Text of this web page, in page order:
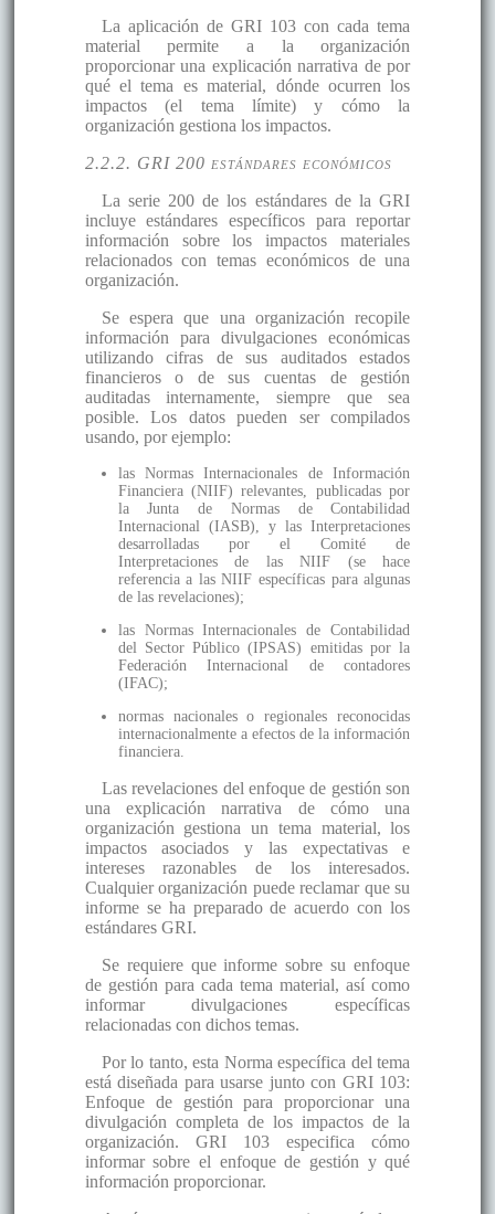
La aplicación de GRI 103 con cada tema
material permite a la organización
proporcionar una explicación narrativa de por
qué el tema es material, dónde ocurren los
impactos (el tema límite) y cómo la
organización gestiona los impactos.
2.2.2. GRI 200 estándares económicos
La serie 200 de los estándares de la GRI
incluye estándares específicos para reportar
información sobre los impactos materiales
relacionados con temas económicos de una
organización.
Se espera que una organización recopile
información para divulgaciones económicas
utilizando cifras de sus auditados estados
financieros o de sus cuentas de gestión
auditadas internamente, siempre que sea
posible. Los datos pueden ser compilados
usando, por ejemplo:
las Normas Internacionales de Información
Financiera (NIIF) relevantes, publicadas por
la Junta de Normas de Contabilidad
Internacional (IASB), y las Interpretaciones
desarrolladas por el Comité de
Interpretaciones de las NIIF (se hace
referencia a las NIIF específicas para algunas
de las revelaciones);
las Normas Internacionales de Contabilidad
del Sector Público (IPSAS) emitidas por la
Federación Internacional de contadores
(IFAC);
normas nacionales o regionales reconocidas
internacionalmente a efectos de la información
financiera.
Las revelaciones del enfoque de gestión son
una explicación narrativa de cómo una
organización gestiona un tema material, los
impactos asociados y las expectativas e
intereses razonables de los interesados.
Cualquier organización puede reclamar que su
informe se ha preparado de acuerdo con los
estándares GRI.
Se requiere que informe sobre su enfoque
de gestión para cada tema material, así como
informar divulgaciones específicas
relacionadas con dichos temas.
Por lo tanto, esta Norma específica del tema
está diseñada para usarse junto con GRI 103:
Enfoque de gestión para proporcionar una
divulgación completa de los impactos de la
organización. GRI 103 especifica cómo
informar sobre el enfoque de gestión y qué
información proporcionar.